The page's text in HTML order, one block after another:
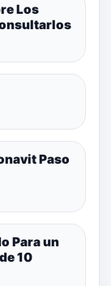
Los
Paso
Para un
10